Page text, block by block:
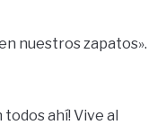
nuestros zapatos».
todos ahí! Vive al